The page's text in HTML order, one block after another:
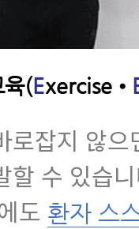
육(Exercise•
로잡지 않
할 수 있습
도 환자 스